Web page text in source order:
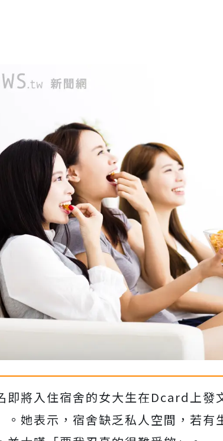
即將入住宿舍的女大生在Dcard上發
。她表示，宿舍缺乏私人空間，若有